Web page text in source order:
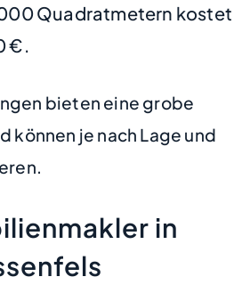
Quadratmetern kostet
€.
bieten eine grobe
können je nach Lage und
in